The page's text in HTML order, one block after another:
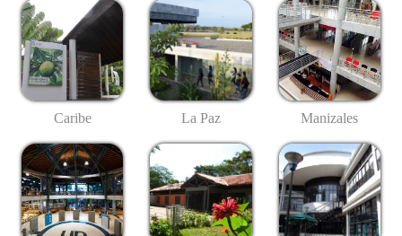
Caribe La Paz Manizales